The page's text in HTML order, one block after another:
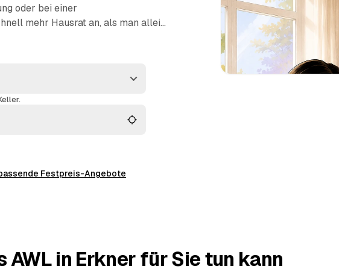
oder bei einer
mehr Hausrat an, als man allein
wenigen Klicks an, was entrümpelt
Partner und müssen keine
Festpreis-Angebote
AWL in Erkner für Sie tun kann